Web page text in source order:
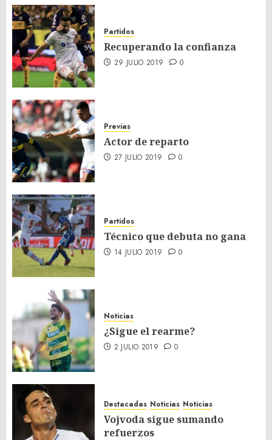
Partidos
Recuperando la confianza
29 JULIO 2019 0
Previas
Actor de reparto
27 JULIO 2019 0
Partidos
Técnico que debuta no gana
14 JULIO 2019 0
Noticias
¿Sigue el rearme?
2 JULIO 2019 0
Destacadas Noticias Noticias
Vojvoda sigue sumando
refuerzos